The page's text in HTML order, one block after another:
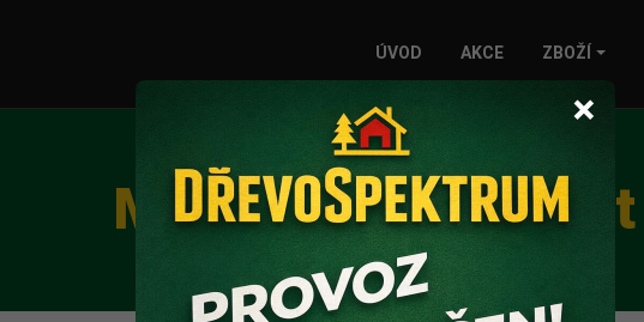
ÚVOD AKCE ZBOŽÍ
MDF, HDF a Sololit
×